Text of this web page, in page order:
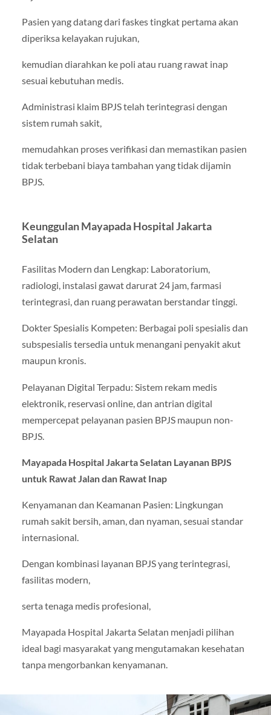
Pasien yang datang dari faskes tingkat pertama akan
diperiksa kelayakan rujukan,
kemudian diarahkan ke poli atau ruang rawat inap
sesuai kebutuhan medis.
Administrasi klaim BPJS telah terintegrasi dengan
sistem rumah sakit,
memudahkan proses verifikasi dan memastikan pasien
tidak terbebani biaya tambahan yang tidak dijamin
BPJS.
Keunggulan Mayapada Hospital Jakarta
Selatan
Fasilitas Modern dan Lengkap: Laboratorium,
radiologi, instalasi gawat darurat 24 jam, farmasi
terintegrasi, dan ruang perawatan berstandar tinggi.
Dokter Spesialis Kompeten: Berbagai poli spesialis dan
subspesialis tersedia untuk menangani penyakit akut
maupun kronis.
Pelayanan Digital Terpadu: Sistem rekam medis
elektronik, reservasi online, dan antrian digital
mempercepat pelayanan pasien BPJS maupun non-
BPJS.
Mayapada Hospital Jakarta Selatan Layanan BPJS
untuk Rawat Jalan dan Rawat Inap
Kenyamanan dan Keamanan Pasien: Lingkungan
rumah sakit bersih, aman, dan nyaman, sesuai standar
internasional.
Dengan kombinasi layanan BPJS yang terintegrasi,
fasilitas modern,
serta tenaga medis profesional,
Mayapada Hospital Jakarta Selatan menjadi pilihan
ideal bagi masyarakat yang mengutamakan kesehatan
tanpa mengorbankan kenyamanan.